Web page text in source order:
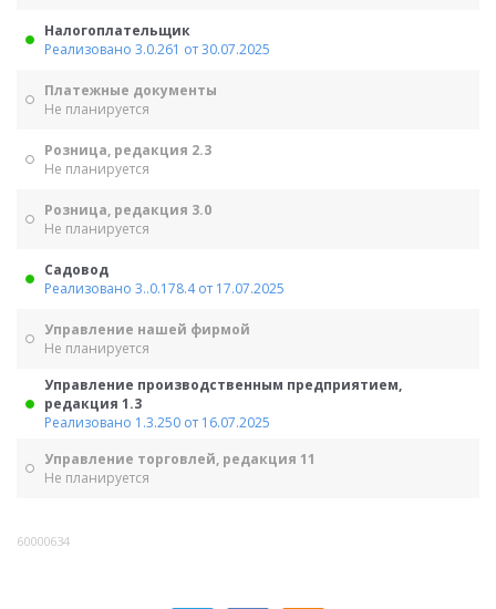
Налогоплательщик
Реализовано 3.0.261 от 30.07.2025
Платежные документы
Не планируется
Розница, редакция 2.3
Не планируется
Розница, редакция 3.0
Не планируется
Садовод
Реализовано 3..0.178.4 от 17.07.2025
Управление нашей фирмой
Не планируется
Управление производственным предприятием,
редакция 1.3
Реализовано 1.3.250 от 16.07.2025
Управление торговлей, редакция 11
Не планируется
60000634